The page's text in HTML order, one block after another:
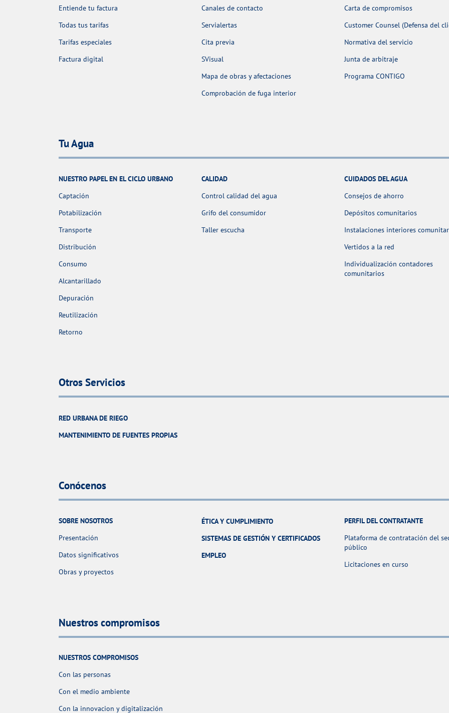
Entiende tu factura
Todas tus tarifas
Tarifas especiales
Factura digital
Canales de contacto
Servialertas
Cita previa
SVisual
Mapa de obras y afectaciones
Comprobación de fuga interior
Carta de compromisos
Customer Counsel (Defensa del
Normativa del servicio
Junta de arbitraje
Programa CONTIGO
Tu Agua
NUESTRO PAPEL EN EL CICLO URBANO
Captación
Potabilización
Transporte
Distribución
Consumo
Alcantarillado
Depuración
Reutilización
Retorno
CALIDAD
Control calidad del agua
Grifo del consumidor
Taller escucha
CUIDADOS DEL AGUA
Consejos de ahorro
Depósitos comunitarios
Instalaciones interiores
Vertidos a la red
Individualización contadores
comunitarios
Otros Servicios
RED URBANA DE RIEGO
MANTENIMIENTO DE FUENTES PROPIAS
Conócenos
SOBRE NOSOTROS
Presentación
Datos significativos
Obras y proyectos
ÉTICA Y CUMPLIMIENTO
SISTEMAS DE GESTIÓN Y CERTIFICADOS
EMPLEO
PERFIL DEL CONTRATANTE
Plataforma de contratación del
público
Licitaciones en curso
Nuestros compromisos
NUESTROS COMPROMISOS
Con las personas
Con el medio ambiente
Con la innovacion y digitalización